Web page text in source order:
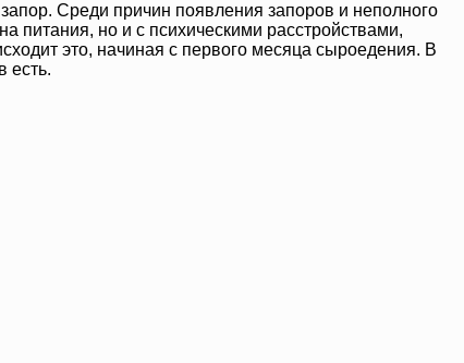
Среди причин появления запоров и неполного
питания, но и с психическими расстройствами,
это, начиная с первого месяца сыроедения. В
есть.